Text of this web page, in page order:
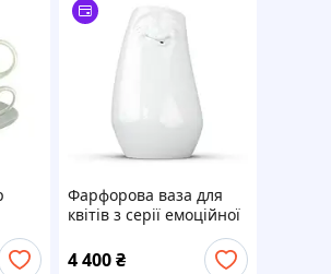
Фарфорова ваза для
квітів з серії емоційної
посуду "Відчужений"
від німецького бренду
4 400₴